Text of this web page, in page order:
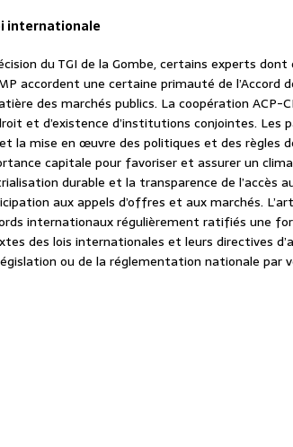
internationale
du TGI de la Gombe, certains experts
accordent une certaine primauté de l’Accord
des marchés publics. La coopération ACP-
et d’existence d’institutions conjointes.
la mise en œuvre des politiques et des règles
capitale pour favoriser et assurer un
durable et la transparence de l’accès
aux appels d’offres et aux marchés.
internationaux régulièrement ratifiés une
des lois internationales et leurs directives
ou de la réglementation nationale par